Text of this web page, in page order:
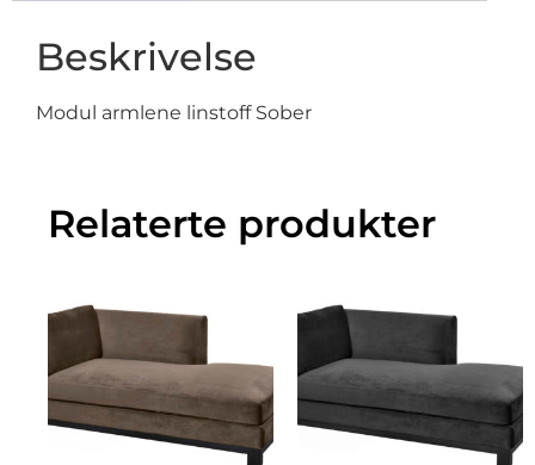
Beskrivelse
Modul armlene linstoff Sober
Relaterte produkter